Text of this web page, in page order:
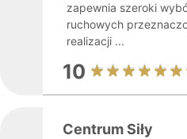
zapewnia szeroki
ruchowych
realizacji ...
10
Centrum Siły